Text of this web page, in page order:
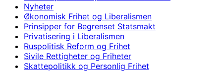
Nyheter
Økonomisk Frihet og Liberalismen
Prinsipper for Begrenset Statsmakt
Privatisering i Liberalismen
Ruspolitisk Reform og Frihet
Sivile Rettigheter og Friheter
Skattepolitikk og Personlig Frihet